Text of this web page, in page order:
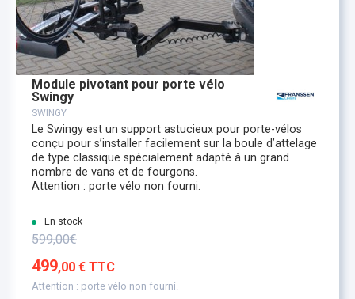
Module pivotant pour porte vélo
Swingy
SWINGY
Le Swingy est un support astucieux pour porte-vélos
conçu pour s’installer facilement sur la boule d’attelage
de type classique spécialement adapté à un grand
nombre de vans et de fourgons.
Attention : porte vélo non fourni.
En stock
599,00€
499,00 € TTC
Attention : porte vélo non fourni.